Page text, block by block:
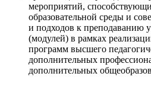
мероприятий,
образовательной среды и
и подходов к преподаванию
(модулей) в рамках
программ высшего
дополнительных
дополнительных